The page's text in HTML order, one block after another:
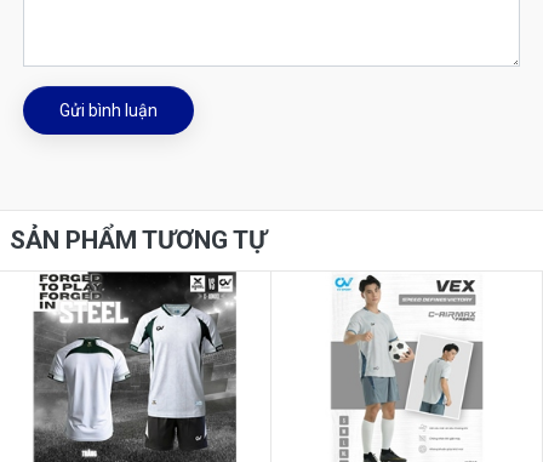
Gửi bình luận
SẢN PHẨM TƯƠNG TỰ